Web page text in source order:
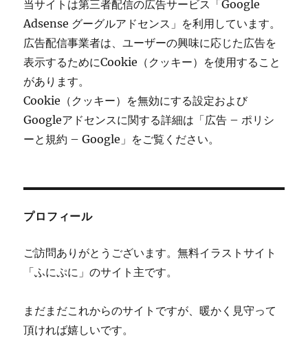
当サイトは第三者配信の広告サービス「Google
Adsense グーグルアドセンス」を利用しています。
広告配信事業者は、ユーザーの興味に応じた広告を
表示するためにCookie（クッキー）を使用すること
があります。
Cookie（クッキー）を無効にする設定および
Googleアドセンスに関する詳細は「広告 – ポリシ
ーと規約 – Google」をご覧ください。
プロフィール
ご訪問ありがとうございます。無料イラストサイト
「ふにぷに」のサイト主です。
まだまだこれからのサイトですが、暖かく見守って
頂ければ嬉しいです。